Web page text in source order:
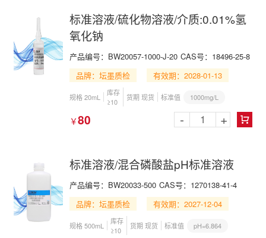
标准溶液/硫化物溶液/介质:0.01%氢
氧化钠
产品编号：BW20057-1000-J-20 CAS号：18496-25-8
品牌：坛墨质检
有效期：2028-01-13
规格 20mL
库存
≥10
货期 现货 标准值 1000mg/L
￥80 
- +
标准溶液/混合磷酸盐pH标准溶液
产品编号：BW20033-500 CAS号：1270138-41-4
品牌：坛墨质检
有效期：2027-12-04
规格 500mL
库存
≥10
货期 现货 标准值 pH=6.864